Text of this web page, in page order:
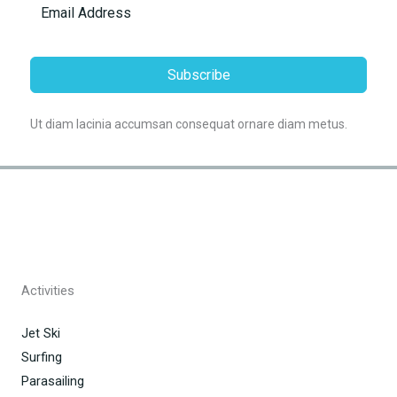
Subscribe
Ut diam lacinia accumsan consequat ornare diam metus.
Activities
Jet Ski
Surfing
Parasailing